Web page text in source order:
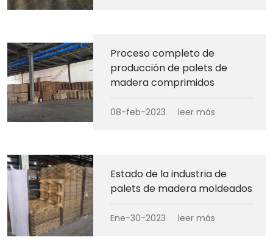
Proceso completo de
producción de palets de
madera comprimidos
08-feb-2023 leer más
Estado de la industria de
palets de madera moldeados
Ene-30-2023 leer más